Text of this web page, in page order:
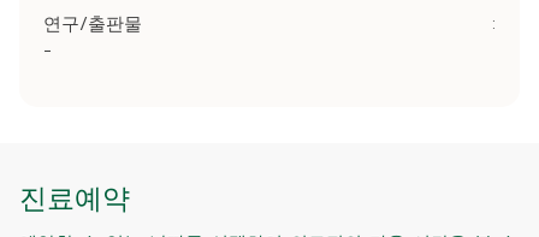
연구/출판물
:
-
진료예약